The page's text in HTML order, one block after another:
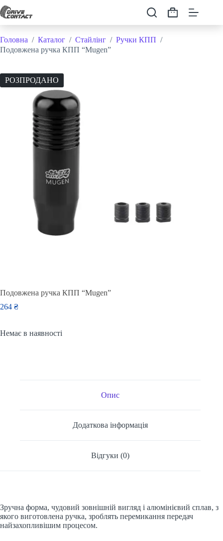
Перейти
до
Кошик
Головна / Каталог / Стайлінг / Ручки КПП /
Подовжена ручка КПП “Mugen”
РОЗПРОДАНО
Подовжена ручка КПП “Mugen”
264 ₴
Немає в наявності
Опис
Додаткова інформація
Відгуки (0)
Зручна форма, чудовий зовнішній вигляд і алюмінієвий сплав, з
якого виготовлена ручка, зроблять перемикання передач
найзахопливішим процесом.